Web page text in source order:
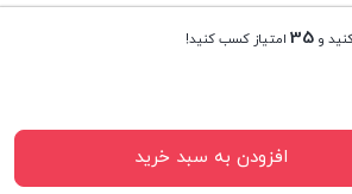
و 35 امتیاز کسب کنید!
افزودن به سبد خرید
اینترنتی متعلق به انتشارات سیمای